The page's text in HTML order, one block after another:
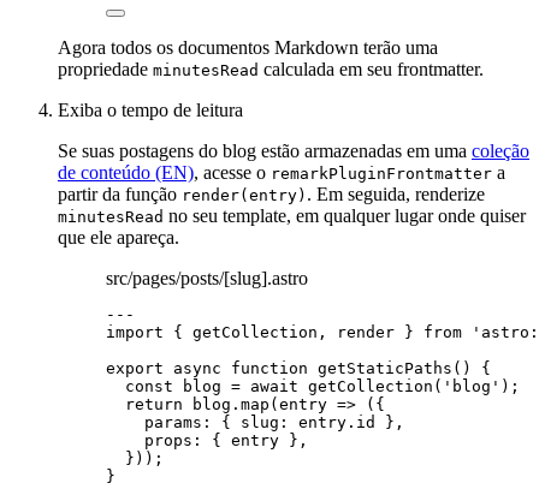
Agora todos os documentos Markdown terão uma
propriedade minutesRead calculada em seu frontmatter.
Exiba o tempo de leitura
Se suas postagens do blog estão armazenadas em uma coleção
de conteúdo (EN), acesse o remarkPluginFrontmatter a
partir da função render(entry) . Em seguida, renderize
minutesRead no seu template, em qualquer lugar onde quiser
que ele apareça.
src/pages/posts/[slug].astro
---
import { getCollection, render } from '
export
async function getStaticPaths ()
{
const
blog = await getCollection ( ' blog ' );
return blog . map (entry => ({
params: { slug: entry . id } ,
props: { entry } ,
}));
}